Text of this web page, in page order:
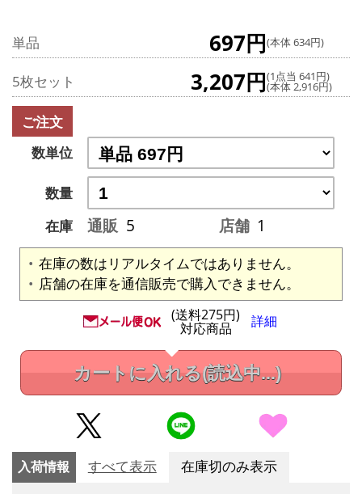
単品 697円(本体 634円)
5枚セット 3,207円(1点当 641円)
(本体 2,916円)
ご注文
数単位
数量
在庫
通販 5 店舗 1
在庫の数はリアルタイムではありません。
店舗の在庫を通信販売で購入できません。
(送料275円)
対応商品 詳細
カートに入れる(読込中...)
入荷情報 すべて表示 在庫切のみ表示